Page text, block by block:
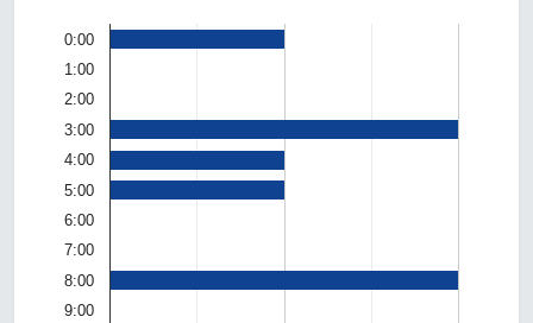
0:00
1:00
2:00
3:00
4:00
5:00
6:00
7:00
8:00
9:00